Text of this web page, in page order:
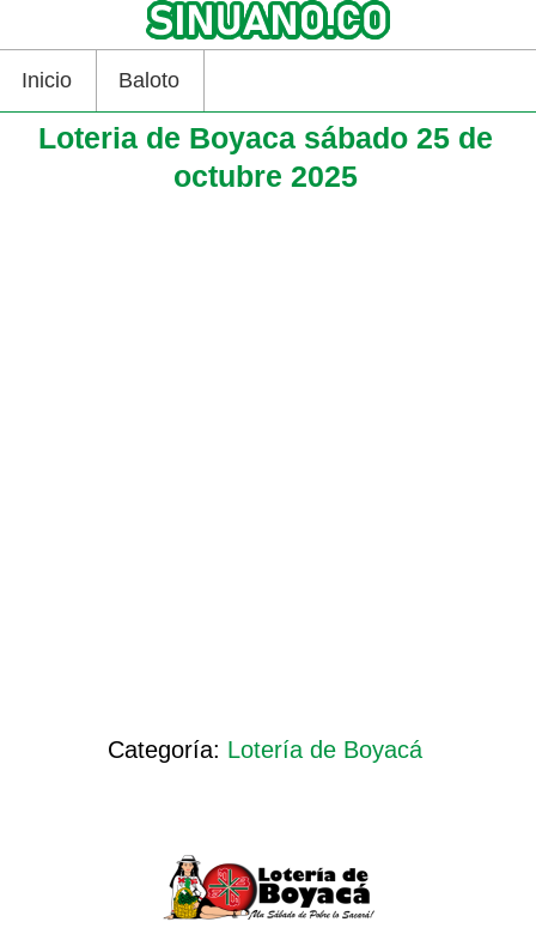
Inicio Baloto
Loteria de Boyaca sábado 25 de
octubre 2025
Categoría: Lotería de Boyacá